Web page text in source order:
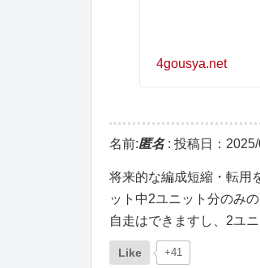
4gousya.net
名前:匿名: 投稿日：
将来的な編成短縮・転用
ット中2ユニット分のみ
自走はできますし、2ユ
Like +41